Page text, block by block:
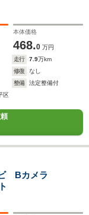
本体価格
468.0 万円
走行 7.9万km
修復
なし
整備
法定整備付
区
Bカメラ